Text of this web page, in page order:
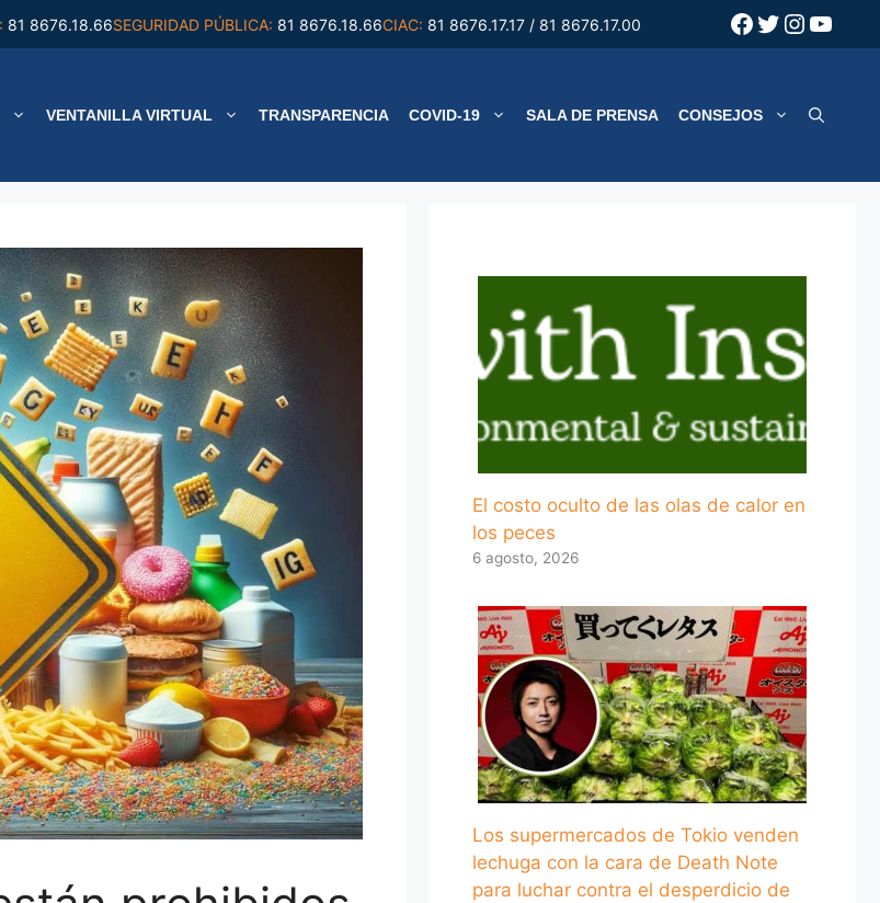
81 8676.18.66SEGURIDAD PÚBLICA: 81 8676.18.66CIAC: 81 8676.17.17 / 81 8676.17.00 Facebook
Twitter
VENTANILLA VIRTUAL TRANSPARENCIA COVID-19 SALA DE PRENSA CONSEJOS
El costo oculto de las olas de calor en
los peces
6 agosto, 2026
Los supermercados de Tokio venden
lechuga con la cara de Death Note
para luchar contra el desperdicio de